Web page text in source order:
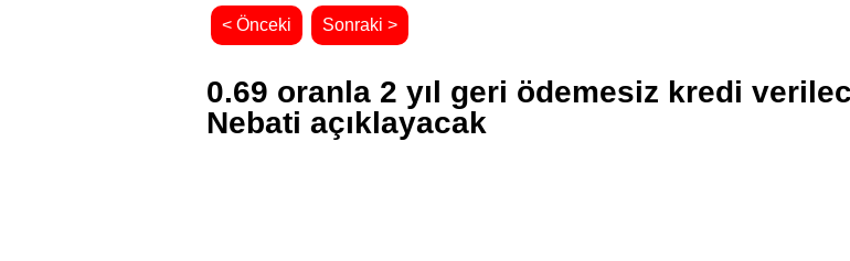
< Önceki Sonraki >
0.69 oranla 2 yıl geri ödemesiz kredi
Nebati açıklayacak